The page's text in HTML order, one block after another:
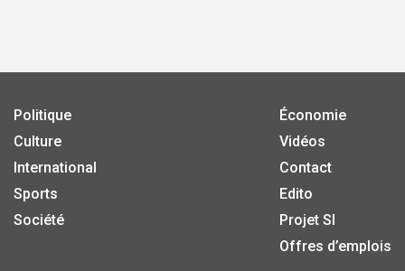
Politique
Culture
International
Sports
Société
Économie
Vidéos
Contact
Edito
Projet SI
Offres d’emplois